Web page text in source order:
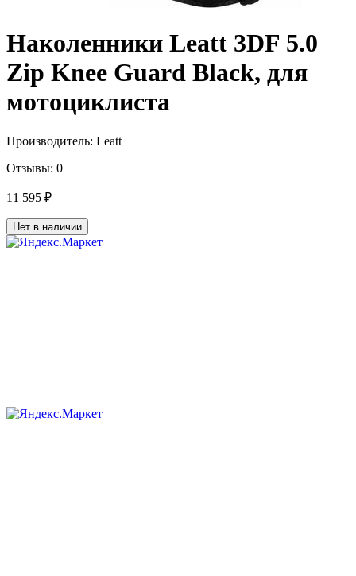
Наколенники Leatt 3DF 5.0
Zip Knee Guard Black, для
мотоциклиста
Производитель: Leatt
Отзывы: 0
11 595 ₽
Нет в наличии